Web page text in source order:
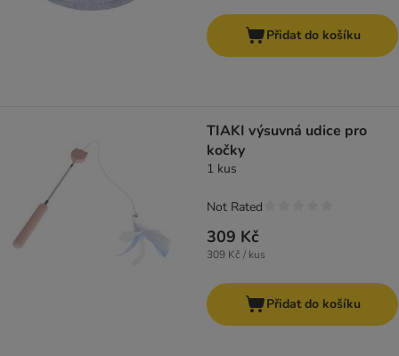
Přidat do košíku
TIAKI výsuvná udice pro
kočky
1 kus
309 Kč
309 Kč / kus
Not Rated
Přidat do košíku